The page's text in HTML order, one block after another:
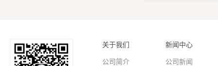
关于我们
公司简介
新闻中心
公司新闻